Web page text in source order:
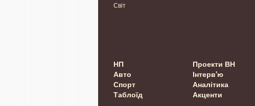
Світ
НП
Авто
Спорт
Таблоїд
Проекти ВН
Інтерв'ю
Аналітика
Акценти